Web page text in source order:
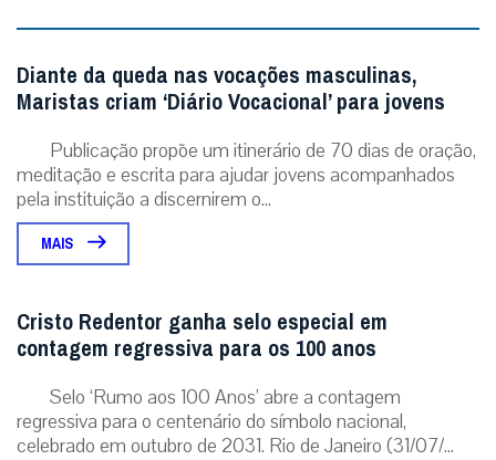
Diante da queda nas vocações masculinas,
Maristas criam ‘Diário Vocacional’ para jovens
Publicação propõe um itinerário de 70 dias de oração,
meditação e escrita para ajudar jovens acompanhados
pela instituição a discernirem o...
MAIS
Cristo Redentor ganha selo especial em
contagem regressiva para os 100 anos
Selo ‘Rumo aos 100 Anos’ abre a contagem
regressiva para o centenário do símbolo nacional,
celebrado em outubro de 2031. Rio de Janeiro (31/07/...